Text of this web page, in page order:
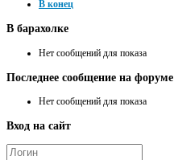
В конец
В барахолке
Нет сообщений для показа
Последнее сообщение на форуме
Нет сообщений для показа
Вход на сайт